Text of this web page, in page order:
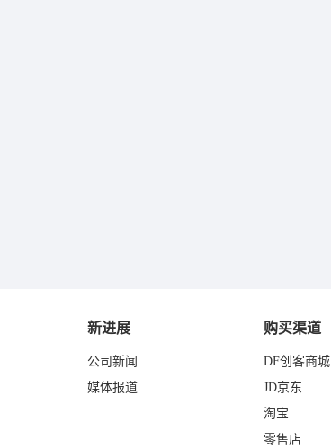
新进展
公司新闻
媒体报道
购买渠道
DF创客商城
JD京东
淘宝
零售店